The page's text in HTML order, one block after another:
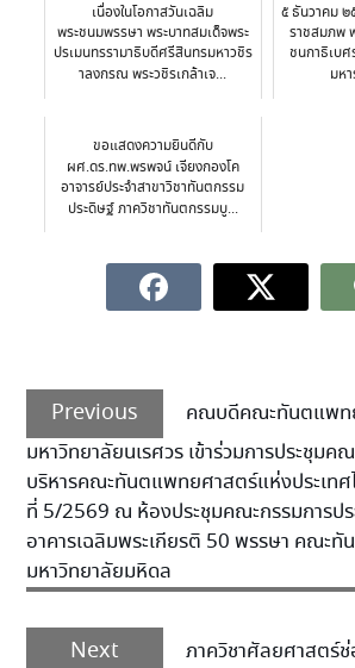
เนื่องในโอกาสวันเฉลิม
พระชนมพรรษา พระบาทสมเด็จพระ
ปรเมนทรรามาธิบดีศรีสินทรมหาวชิร
าลงกรณ พระวชิรเกล้าเจ...
๕ ธันวาคม ๒
ราชสมภพ
ชนกาธิเบ
มห
ขอแสดงความยินดีกับ
ผศ.ดร.ทพ.พรพจน์ เจียงกองโค
อาจารย์ประจำสาขาวิชาทันตกรรม
ประดิษฐ์ ภาควิชาทันตกรรมบู...
Previous
คณบดีคณะทันตแพท
มหาวิทยาลัยนเรศวร เข้าร่วมการประชุมค
บริหารคณะทันตแพทยศาสตร์แห่งประเท
ที่ 5/2569 ณ ห้องประชุมคณะกรรมการป
อาคารเฉลิมพระเกียรติ 50 พรรษา คณะ
มหาวิทยาลัยมหิดล
Next
ภาควิชาศัลยศาสตร์ช่